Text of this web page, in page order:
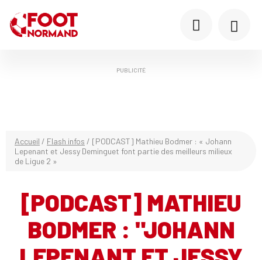
PUBLICITÉ
Accueil / Flash infos / [PODCAST] Mathieu Bodmer : « Johann
Lepenant et Jessy Deminguet font partie des meilleurs milieux
de Ligue 2 »
[PODCAST] MATHIEU
BODMER : "JOHANN